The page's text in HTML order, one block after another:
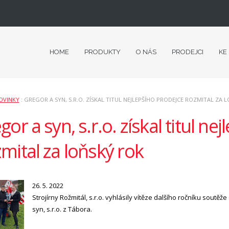
HOME PRODUKTY O NÁS PRODEJCI KE
: GREGOR A SYN, S.R.O. ZÍSKAL TITUL NEJLEPŠÍHO PRODEJCE ROZMITAL ZA
a syn, s.r.o. získal titul
za loňský rok
26. 5. 2022
Strojírny Rožmitál, s.r.o. vyhlásily vítěze dalšího ročníku
syn, s.r.o. z Tábora.